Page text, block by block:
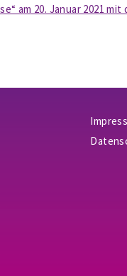
am 20. Januar 2021